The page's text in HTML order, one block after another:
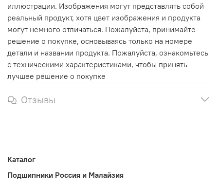
иллюстрации. Изображения могут представлять собой
реальный продукт, хотя цвет изображения и продукта
могут немного отличаться. Пожалуйста, принимайте
решение о покупке, основываясь только на номере
детали и названии продукта. Пожалуйста, ознакомьтесь
с техническими характеристиками, чтобы принять
лучшее решение о покупке
Отзывы
Каталог
Подшипники Россия и Малайзия